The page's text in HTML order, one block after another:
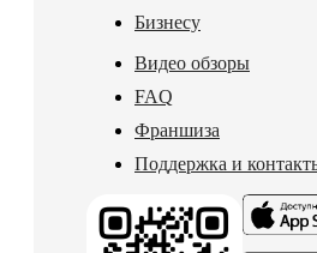
Бизнесу
Видео обзоры
FAQ
Франшиза
Поддержка и